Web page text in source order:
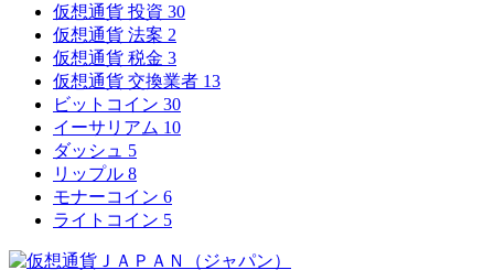
仮想通貨 投資 30
仮想通貨 法案 2
仮想通貨 税金 3
仮想通貨 交換業者 13
ビットコイン 30
イーサリアム 10
ダッシュ 5
リップル 8
モナーコイン 6
ライトコイン 5